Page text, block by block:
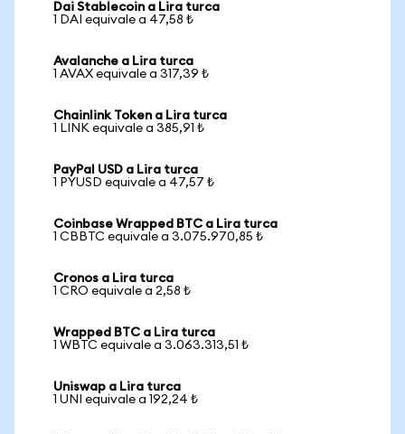
Dai Stablecoin a Lira turca
1 DAI equivale a 47,58 ₺
Avalanche a Lira turca
1 AVAX equivale a 317,39 ₺
Chainlink Token a Lira turca
1 LINK equivale a 385,91 ₺
PayPal USD a Lira turca
1 PYUSD equivale a 47,57 ₺
Coinbase Wrapped BTC a Lira turca
1 CBBTC equivale a 3.075.970,85 ₺
Cronos a Lira turca
1 CRO equivale a 2,58 ₺
Wrapped BTC a Lira turca
1 WBTC equivale a 3.063.313,51 ₺
Uniswap a Lira turca
1 UNI equivale a 192,24 ₺